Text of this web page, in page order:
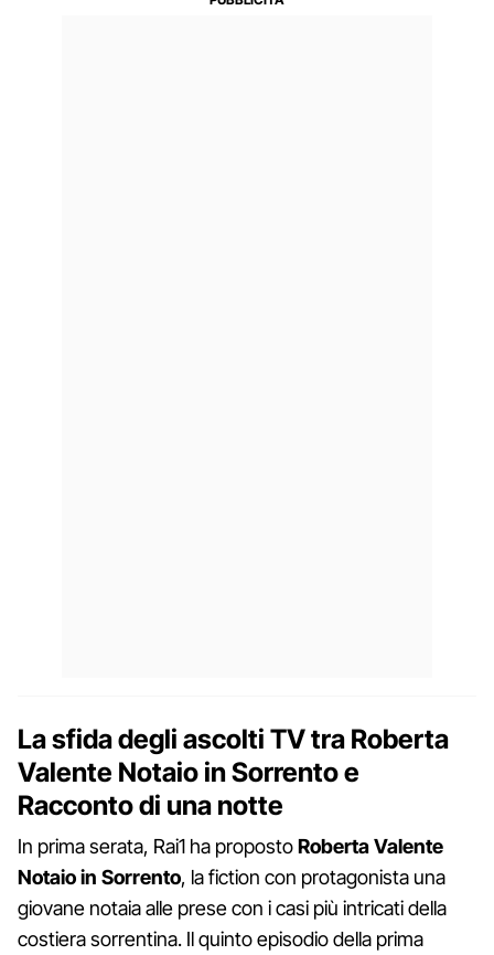
La sfida degli ascolti TV tra Roberta
Valente Notaio in Sorrento e
Racconto di una notte
In prima serata, Rai1 ha propostoRoberta Valente
Notaio in Sorrento, la fiction con protagonista una
giovane notaia alle prese con i casi più intricati della
costiera sorrentina. Il quinto episodio della prima